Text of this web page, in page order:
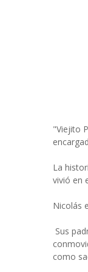
"Viejito
La
vivió en
Nicolás
Sus
como